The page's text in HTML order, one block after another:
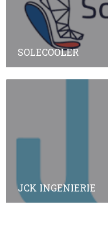
SOLECOOLER
JCK INGENIERIE